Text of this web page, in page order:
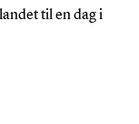
til en dag i